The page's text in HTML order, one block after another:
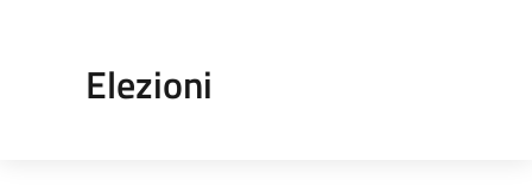
Elezioni